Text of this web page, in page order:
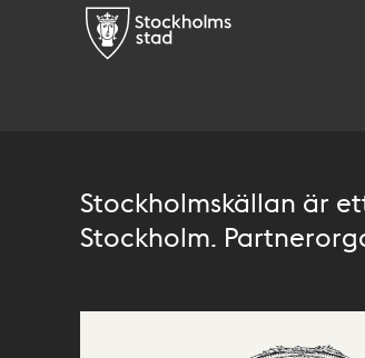
Stockholmskällan är
Stockholm.